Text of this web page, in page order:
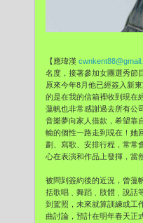
【應瑋漢
名度，接著參加女團選秀節
原來今年8月他已經簽入新
的是在我的信箱裡收到現在
薀帆也非常感謝過去所有公
音樂夢向家人借款，希望靠
輸的個性一路走到現在！她
劃、寫歌、安排行程，常常
心在表演和作品上發揮，當
被問到簽約後的近況，曾薀
括歌唱﹑舞蹈﹑肢體﹑說話
到駕照，未來就算訓練或工
曲討論，預計在明年春天正